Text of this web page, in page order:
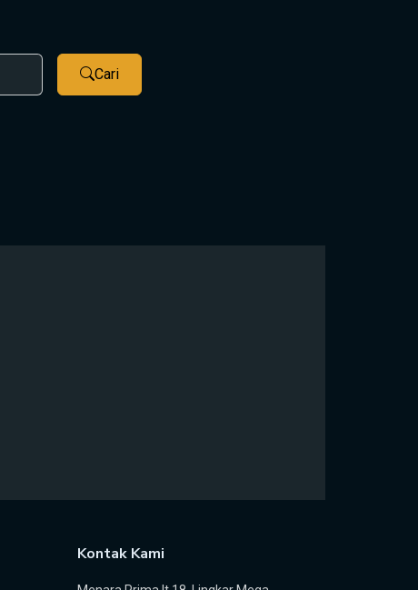
Cari
Kontak Kami